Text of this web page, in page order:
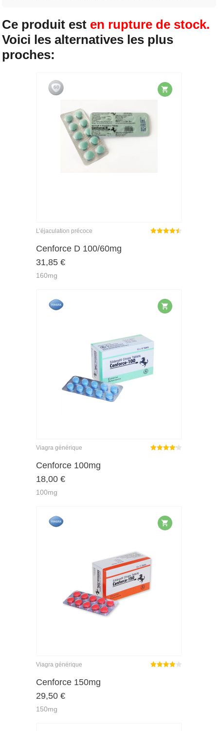
Ce produit est en rupture de stock.
Voici les alternatives les plus
proches:
L’éjaculation précoce
Cenforce D 100/60mg
31,85 €
160mg
Viagra générique
Cenforce 100mg
18,00 €
100mg
Viagra générique
Cenforce 150mg
29,50 €
150mg